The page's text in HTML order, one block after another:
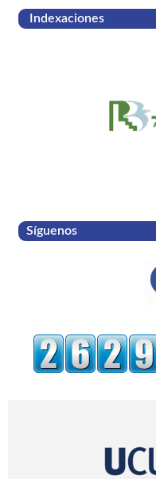
Indexaciones
Síguenos